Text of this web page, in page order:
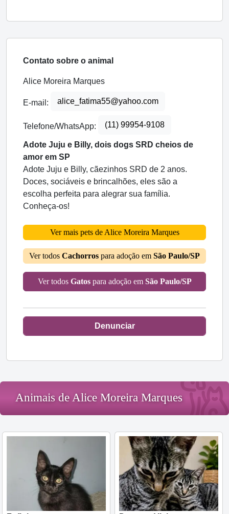
Contato sobre o animal
Alice Moreira Marques
E-mail: alice_fatima55@yahoo.com
Telefone/WhatsApp: (11) 99954-9108
Adote Juju e Billy, dois dogs SRD cheios de
amor em SP
Adote Juju e Billy, cãezinhos SRD de 2 anos.
Doces, sociáveis e brincalhões, eles são a
escolha perfeita para alegrar sua família.
Conheça-os!
Ver mais pets de Alice Moreira Marques
Ver todos Cachorros para adoção em São Paulo/SP
Ver todos Gatospara adoção em São Paulo/SP
Denunciar
Animais de Alice Moreira Marques